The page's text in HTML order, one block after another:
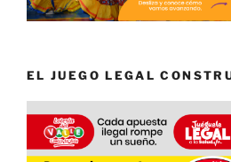
EL JUEGO LEGAL